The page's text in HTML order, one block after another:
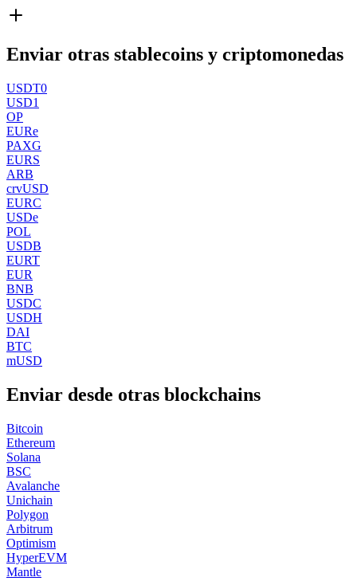
Enviar otras stablecoins y criptomonedas
USDT0
USD1
OP
EURe
PAXG
EURS
ARB
crvUSD
EURC
USDe
POL
USDB
EURT
EUR
BNB
USDC
USDH
DAI
BTC
mUSD
Enviar desde otras blockchains
Bitcoin
Ethereum
Solana
BSC
Avalanche
Unichain
Polygon
Arbitrum
Optimism
HyperEVM
Mantle